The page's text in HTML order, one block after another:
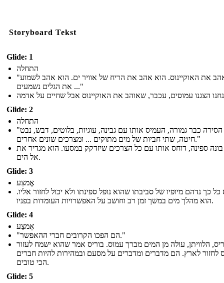
Storyboard Tekst
Glide: 1
התחלה
"הוא אהב את האוקיינוס. הוא אהב את הריח של אוויר ים. הוא אהב לשמוע
את הגלים נשמעים ..."
Glide: 2
התחלה
"כאשר הסירה כבר גמורה, העמיס אותו עם גבינה, עוגיות, בלוטים, דבש, נבט
חיטה, שתי חביות של מים מתוקים ... ומצרכים שונים אחרים."
ספינה, דוחס אותו עם כל הצרכים שיזדקק במסעו. הוא מגדיר את
אל הים.
Glide: 3
אֶמצַע
כל כך נדהם מיופיו של סביבתו שהוא נופל ספינתו ולא יכול לחזור אליו.
הוא מהלך מים במשך זמן רב וחושב על האפשרויות העומדות בפניו.
Glide: 4
אֶמצַע
"הם הפכו הקרובים חברי ההאפשר."
הלוויתן, עולה מן המים מברך עמוס. בוריס אמר שהוא ישמח לעזור
לחזור לארץ. הם מדברים ומדברים על מסעם ובמהירות להיות חברים
הכי טובים.
Glide: 5